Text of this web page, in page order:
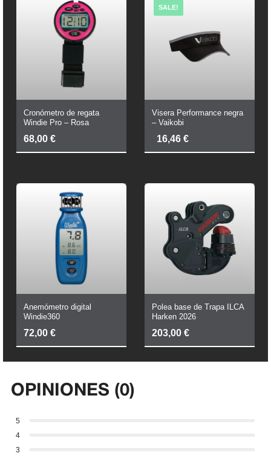
Cronómetro de regata
Windie Pro – Rosa
68,00 €
SALE!
Visera Performance negra
– Vaikobi
El
Precio
Era:
16,46 €El
Precio
Es:
16,46 €.
Anemómetro digital
Windie360
72,00 €
Polea base de Trapa ILCA
Harken 2026
203,00 €
OPINIONES (0)
5
4
3